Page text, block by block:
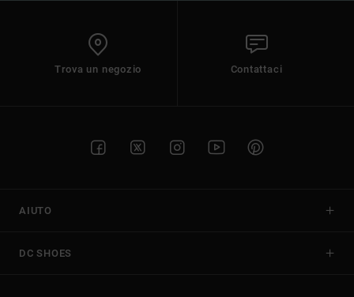
Trova un negozio Contattaci
AIUTO
DC SHOES